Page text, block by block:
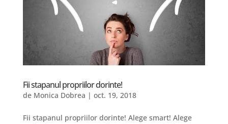
Fii stapanul propriilor dorinte!
de Monica Dobrea | oct. 19, 2018
Fii stapanul propriilor dorinte! Alege smart! Alege